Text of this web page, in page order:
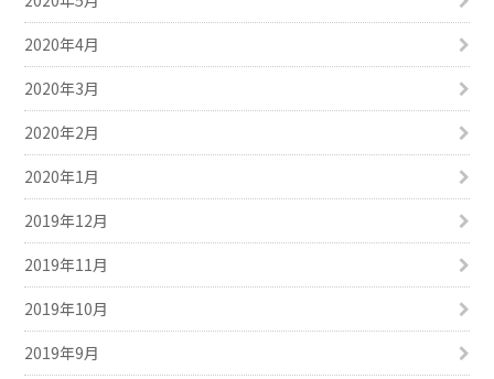
2020年4月
2020年3月
2020年2月
2020年1月
2019年12月
2019年11月
2019年10月
2019年9月